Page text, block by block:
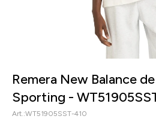
Remera New Balance
Sporting -
WT51905SST-410